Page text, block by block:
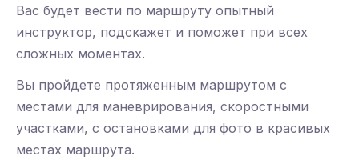
Вас будет вести по маршруту опытный
инструктор, подскажет и поможет при всех
сложных моментах.
Вы пройдете протяженным маршрутом с
местами для маневрирования, скоростными
участками, с остановками для фото в красивых
местах маршрута.